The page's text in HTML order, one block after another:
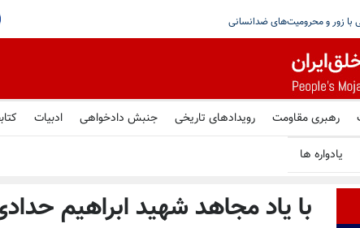
تشدید فشار علیه زندانیان سیاسی، جابه‌جایی
رهبری مقاومت رویدادهای تاریخی جنبش دادخواهی ادبیات
یادواره ها
با یاد مجاهد شهید ابراهیم